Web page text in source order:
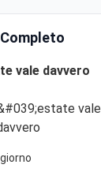
vale davvero